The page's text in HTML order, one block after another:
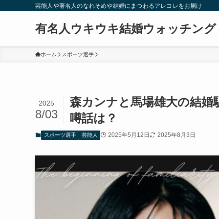
芸能人や著名人のなれそめや結婚にまつわるアレコレをお届け
有名人ウキウキ結婚ウォッチング
ホーム スポーツ選手
森カンナと馬場雄大の結
噂話は？
2025
8/03
スポーツ選手 芸能人 2025年5月12日 2025年8月3日